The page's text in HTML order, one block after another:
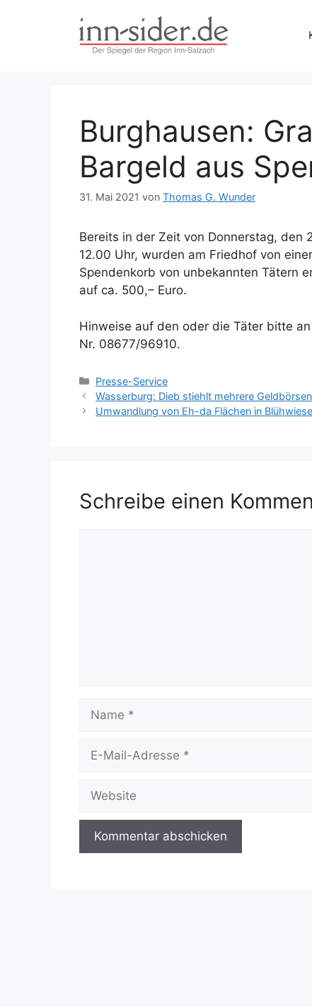
Burghausen:
Bargeld aus
31. Mai 2021 von Thomas G. Wunder
Bereits in der Zeit von Donnerstag, den
12.00 Uhr, wurden am Friedhof von
Spendenkorb von unbekannten Tätern
auf ca. 500,– Euro.
Hinweise auf den oder die Täter bitte
Nr. 08677/96910.
Kategorien
Presse-Service
Wasserburg: Dieb stiehlt mehrere Geldbörsen
Umwandlung von Eh-da Flächen in
Schreibe einen
Mail-